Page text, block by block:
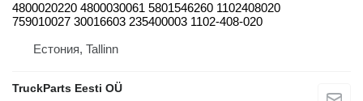
4800020220 4800030061 5801546260 1102408020
759010027 30016603 235400003 1102-408-020
Естония, Tallinn
TruckParts Eesti OÜ